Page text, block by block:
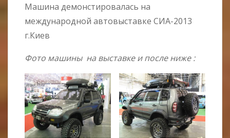
Машина демонстировалась на
международной автовыставке СИА-2013
г.Киев
Фото машины на выставке и после ниже :